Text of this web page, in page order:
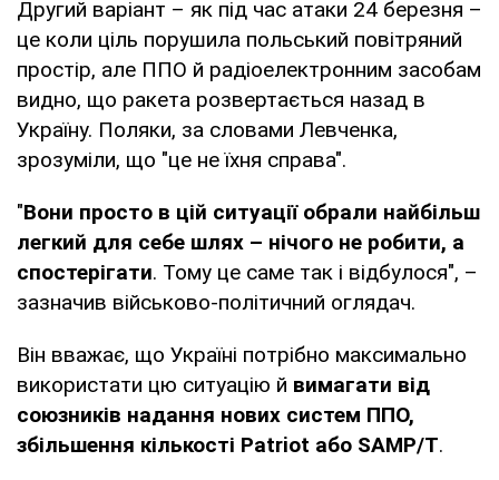
Другий варіант – як під час атаки 24 березня –
це коли ціль порушила польський повітряний
простір, але ППО й радіоелектронним засобам
видно, що ракета розвертається назад в
Україну. Поляки, за словами Левченка,
зрозуміли, що "це не їхня справа".
"Вони просто в цій ситуації обрали найбільш
легкий для себе шлях – нічого не робити, а
спостерігати. Тому це саме так і відбулося", –
зазначив військово-політичний оглядач.
Він вважає, що Україні потрібно максимально
використати цю ситуацію й вимагати від
союзників надання нових систем ППО,
збільшення кількості Patriot або SAMP/T.